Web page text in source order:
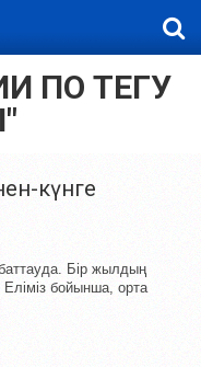
ПО ТЕГУ
күнге
Бір жылдың
Еліміз бойынша, орта